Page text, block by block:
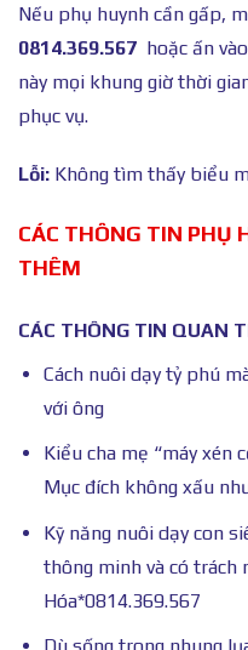
Nếu phụ huynh cần gấp,
0814.369.567 hoặc ấn
này mọi khung giờ thời
phục vụ.
Lỗi: Không tìm thấy biểu
CÁC THÔNG TIN PHỤ
THÊM
CÁC THÔNG TIN QUAN
Cách nuôi dạy tỷ phú
với ông
Kiểu cha mẹ “máy xén
Mục đích không xấu
Kỹ năng nuôi dạy con
thông minh và có trách
Hóa*0814.369.567